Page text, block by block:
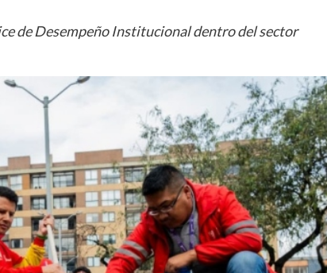
de Desempeño Institucional dentro del sector